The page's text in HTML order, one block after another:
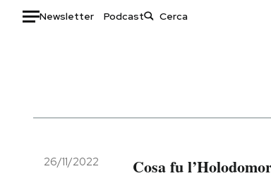
Newsletter Podcast
Italia
Politica
Moda
26/11/2022 Cosa fu